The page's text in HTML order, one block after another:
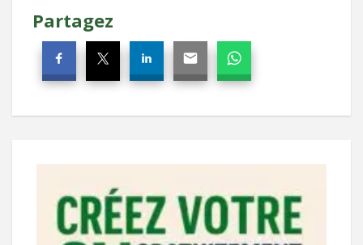
Partagez